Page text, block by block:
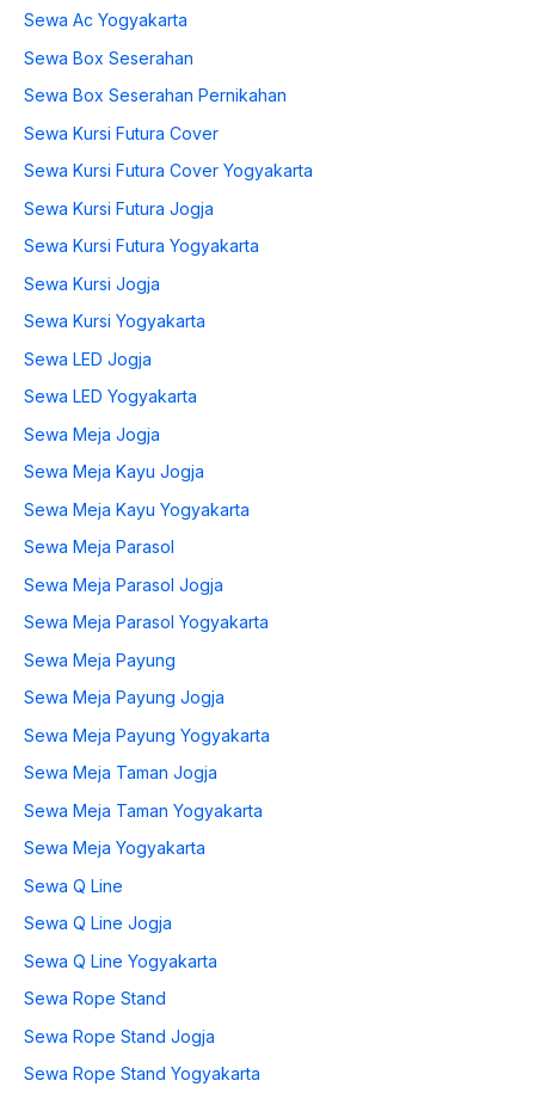
Sewa Ac Yogyakarta
Sewa Box Seserahan
Sewa Box Seserahan Pernikahan
Sewa Kursi Futura Cover
Sewa Kursi Futura Cover Yogyakarta
Sewa Kursi Futura Jogja
Sewa Kursi Futura Yogyakarta
Sewa Kursi Jogja
Sewa Kursi Yogyakarta
Sewa LED Jogja
Sewa LED Yogyakarta
Sewa Meja Jogja
Sewa Meja Kayu Jogja
Sewa Meja Kayu Yogyakarta
Sewa Meja Parasol
Sewa Meja Parasol Jogja
Sewa Meja Parasol Yogyakarta
Sewa Meja Payung
Sewa Meja Payung Jogja
Sewa Meja Payung Yogyakarta
Sewa Meja Taman Jogja
Sewa Meja Taman Yogyakarta
Sewa Meja Yogyakarta
Sewa Q Line
Sewa Q Line Jogja
Sewa Q Line Yogyakarta
Sewa Rope Stand
Sewa Rope Stand Jogja
Sewa Rope Stand Yogyakarta